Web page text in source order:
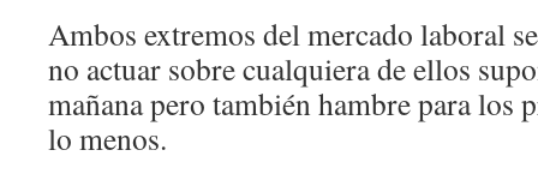
Ambos extremos del mercado laboral
no actuar sobre cualquiera de ellos
mañana pero también hambre para los
lo menos.